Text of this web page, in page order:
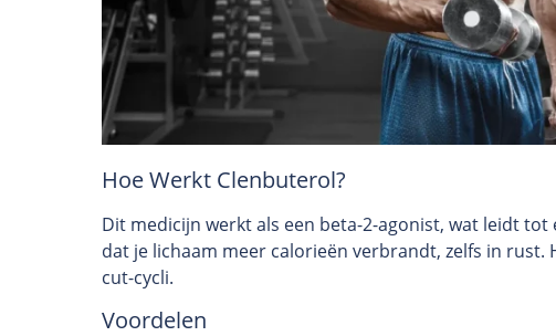
Hoe Werkt Clenbuterol?
Dit medicijn werkt als een beta-2-agonist, wat leidt
dat je lichaam meer calorieën verbrandt, zelfs in
cut-cycli.
Voordelen